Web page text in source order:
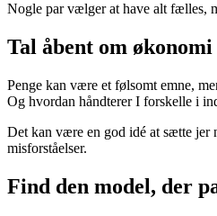
Nogle par vælger at have alt fælles,
Tal åbent om
Penge kan være et følsomt emne,
Og hvordan håndterer I forskelle i
Det kan være en god idé at sætte jer
misforståelser.
Find den model, der